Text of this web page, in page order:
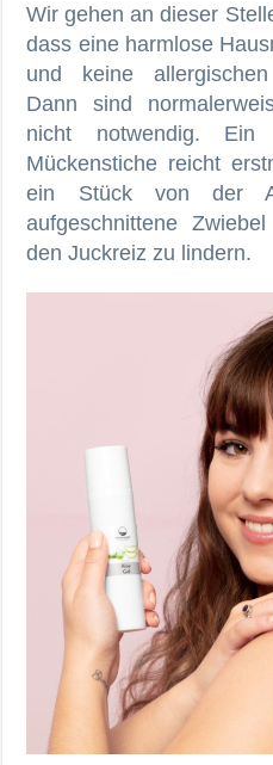
Wir gehen an dieser
dass eine harmlose
und keine
Dann sind
nicht notwendig.
Mückenstiche reicht
ein Stück von der
aufgeschnittene
den Juckreiz zu lindern.